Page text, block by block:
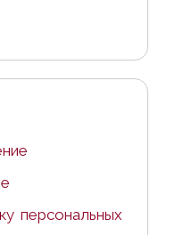
персональных